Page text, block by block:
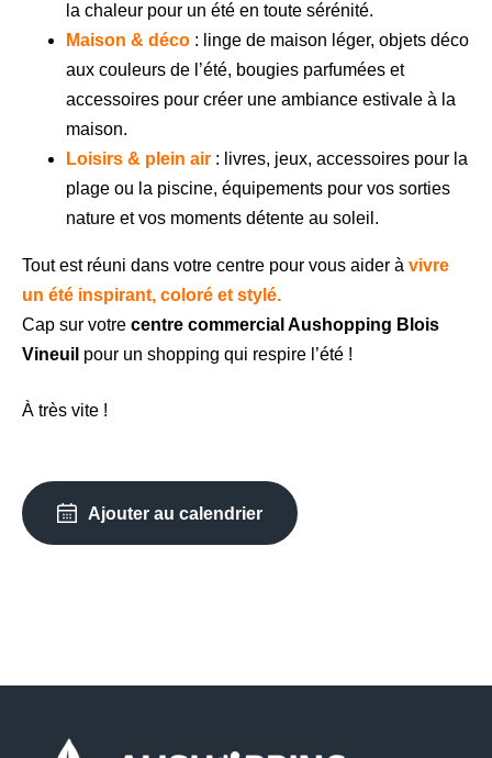
la chaleur pour un été en toute sérénité.
Maison & déco : linge de maison léger, objets déco
aux couleurs de l’été, bougies parfumées et
accessoires pour créer une ambiance estivale à la
maison.
Loisirs & plein air : livres, jeux, accessoires pour la
plage ou la piscine, équipements pour vos sorties
nature et vos moments détente au soleil.
Tout est réuni dans votre centre pour vous aider à vivre
un été inspirant, coloré et stylé.
Cap sur votre centre commercial Aushopping Blois
Vineuil pour un shopping qui respire l’été !
À très vite !
Ajouter au calendrier